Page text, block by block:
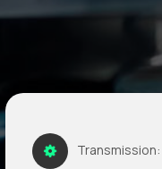
Transmission: